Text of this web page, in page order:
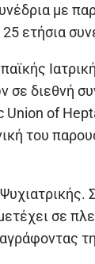
με
ετήσια
σε διεθνή
of
του
σε